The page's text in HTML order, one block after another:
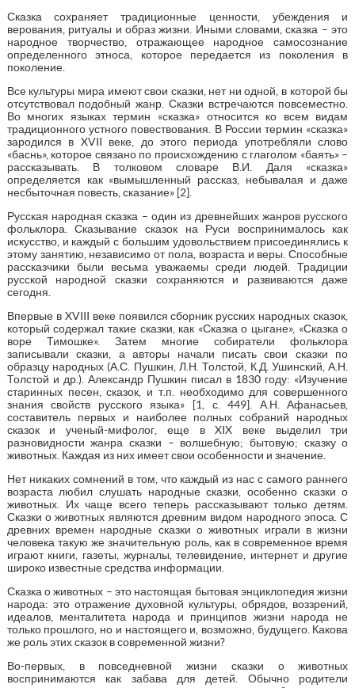
Сказка сохраняет традиционные ценности, убеждения и
верования, ритуалы и образ жизни. Иными словами, сказка – это
народное творчество, отражающее народное самосознание
определенного этноса, которое передается из поколения в
поколение.
Все культуры мира имеют свои сказки, нет ни одной, в которой бы
отсутствовал подобный жанр. Сказки встречаются повсеместно.
Во многих языках термин «сказка» относится ко всем видам
традиционного устного повествования. В России термин «сказка»
зародился в XVII веке, до этого периода употребляли слово
«баснь», которое связано по происхождению с глаголом «баять» –
рассказывать. В толковом словаре В.И. Даля «сказка»
определяется как «вымышленный рассказ, небывалая и даже
несбыточная повесть, сказание» [2].
Русская народная сказка – один из древнейших жанров русского
фольклора. Сказывание сказок на Руси воспринималось как
искусство, и каждый с большим удовольствием присоединялись к
этому занятию, независимо от пола, возраста и веры. Способные
рассказчики были весьма уважаемы среди людей. Традиции
русской народной сказки сохраняются и развиваются даже
сегодня.
Впервые в XVIII веке появился сборник русских народных сказок,
который содержал такие сказки, как «Сказка о цыгане», «Сказка о
воре Тимошке». Затем многие собиратели фольклора
записывали сказки, а авторы начали писать свои сказки по
образцу народных (А.С. Пушкин, Л.Н. Толстой, К.Д. Ушинский, А.Н.
Толстой и др.). Александр Пушкин писал в 1830 году: «Изучение
старинных песен, сказок, и т.п. необходимо для совершенного
знания свойств русского языка» [1, с. 449]. А.Н. Афанасьев,
составитель первых и наиболее полных собраний народных
сказок и ученый-мифолог, еще в XIX веке выделил три
разновидности жанра сказки – волшебную; бытовую; сказку о
животных. Каждая из них имеет свои особенности и значение.
Нет никаких сомнений в том, что каждый из нас с самого раннего
возраста любил слушать народные сказки, особенно сказки о
животных. Их чаще всего теперь рассказывают только детям.
Сказки о животных являются древним видом народного эпоса. С
древних времен народные сказки о животных играли в жизни
человека такую же значительную роль, как в современное время
играют книги, газеты, журналы, телевидение, интернет и другие
широко известные средства информации.
Сказка о животных – это настоящая бытовая энциклопедия жизни
народа: это отражение духовной культуры, обрядов, воззрений,
идеалов, менталитета народа и принципов жизни народа не
только прошлого, но и настоящего и, возможно, будущего. Какова
же роль этих сказок в современной жизни?
Во-первых, в повседневной жизни сказки о животных
воспринимаются как забава для детей. Обычно родители